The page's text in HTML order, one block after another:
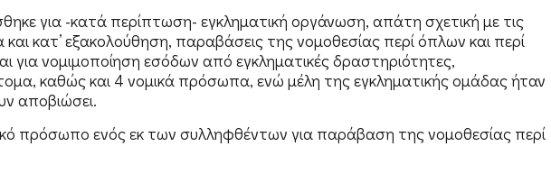
για -κατά περίπτωση- εγκληματική οργάνωση, απάτη σχετική με τις
και κατ’ εξακολούθηση, παραβάσεις της νομοθεσίας περί όπλων και περί
για νομιμοποίηση εσόδων από εγκληματικές δραστηριότητες,
καθώς και 4 νομικά πρόσωπα, ενώ μέλη της εγκληματικής ομάδας ήταν
αποβιώσει.
πρόσωπο ενός εκ των συλληφθέντων για παράβαση της νομοθεσίας περί